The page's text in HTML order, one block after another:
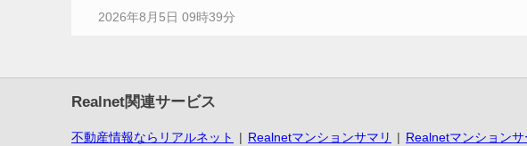
2026年8月5日 09時39分
Realnet関連サービス
不動産情報ならリアルネット Realnetマンションサマリ Realnetマンションサ